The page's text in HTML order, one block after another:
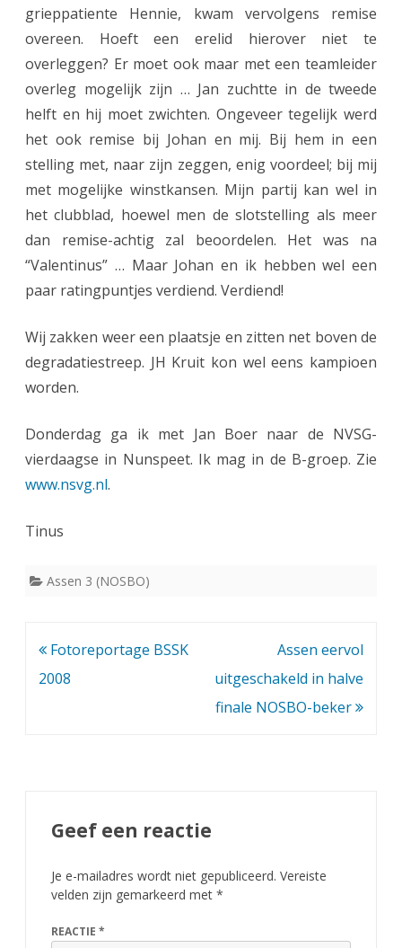
5
s
s
e
n
3
–
J
K
r
i
t
grieppatiente Hennie, kwam vervolgens remise
overeen. Hoeft een erelid hierover niet te
overleggen? Er moet ook maar met een teamleider
overleg mogelijk zijn … Jan zuchtte in de tweede
helft en hij moet zwichten. Ongeveer tegelijk werd
het ook remise bij Johan en mij. Bij hem in een
stelling met, naar zijn zeggen, enig voordeel; bij mij
met mogelijke winstkansen. Mijn partij kan wel in
het clubblad, hoewel men de slotstelling als meer
dan remise-achtig zal beoordelen. Het was na
“Valentinus” … Maar Johan en ik hebben wel een
paar ratingpuntjes verdiend. Verdiend!
Wij zakken weer een plaatsje en zitten net boven de
degradatiestreep. JH Kruit kon wel eens kampioen
worden.
Donderdag ga ik met Jan Boer naar de NVSG-
vierdaagse in Nunspeet. Ik mag in de B-groep. Zie
www.nsvg.nl.
Tinus
Assen 3 (NOSBO)
Bericht
navigatie
Fotoreportage BSSK
2008
Assen eervol
uitgeschakeld in halve
finale NOSBO-beker
Geef een reactie
Je e-mailadres wordt niet gepubliceerd. Vereiste
velden zijn gemarkeerd met *
REACTIE *